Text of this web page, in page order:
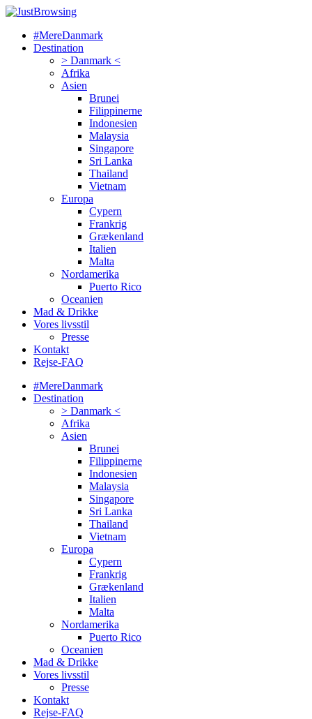
#MereDanmark
Destination
> Danmark <
Afrika
Asien
Brunei
Filippinerne
Indonesien
Malaysia
Singapore
Sri Lanka
Thailand
Vietnam
Europa
Cypern
Frankrig
Grækenland
Italien
Malta
Nordamerika
Puerto Rico
Oceanien
Mad & Drikke
Vores livsstil
Presse
Kontakt
Rejse-FAQ
#MereDanmark
Destination
> Danmark <
Afrika
Asien
Brunei
Filippinerne
Indonesien
Malaysia
Singapore
Sri Lanka
Thailand
Vietnam
Europa
Cypern
Frankrig
Grækenland
Italien
Malta
Nordamerika
Puerto Rico
Oceanien
Mad & Drikke
Vores livsstil
Presse
Kontakt
Rejse-FAQ